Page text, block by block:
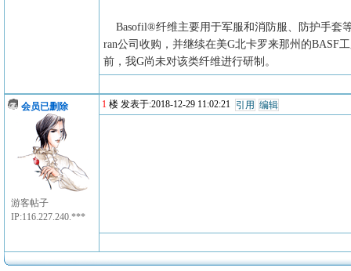
Basofil®纤维主要用于军服和消防服、防护手套
ran公司收购，并继续在美G北卡罗来那州的BASF
前，我G尚未对该类纤维进行研制。
会员已删除
游客帖子
IP:116.227.240.***
1 楼 发表于:2018-12-29 11:02:21 引用 编辑